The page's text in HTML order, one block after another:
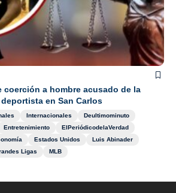
coerción a hombre acusado de la
en San Carlos
Internacionales
Deultimominuto
Entretenimiento
ElPeriódicodelaVerdad
Estados Unidos
Luis Abinader
Ligas MLB